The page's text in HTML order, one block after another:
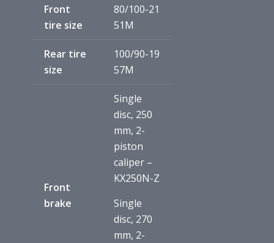
Front
tire size
80/100-21
51M
Rear tire
size
100/90-19
57M
Front
brake
Single
disc, 250
mm, 2-
piston
caliper –
KX250N-Z
Single
disc, 270
mm, 2-